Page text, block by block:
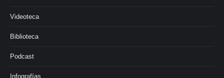
Videoteca
Biblioteca
Podcast
Infografías